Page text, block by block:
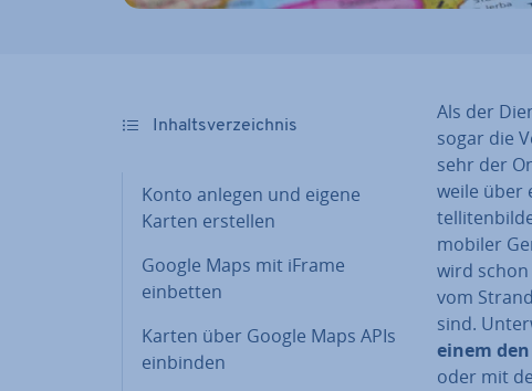
In­halts­ver­zeich­nis
Konto anlegen und eigene
Karten erstellen
Google Maps mit iFrame
einbetten
Karten über Google Maps APIs
einbinden
Als der
sogar die
sehr der
wei­le über
mobiler
wird schon
vom
sind.
einem
oder mit